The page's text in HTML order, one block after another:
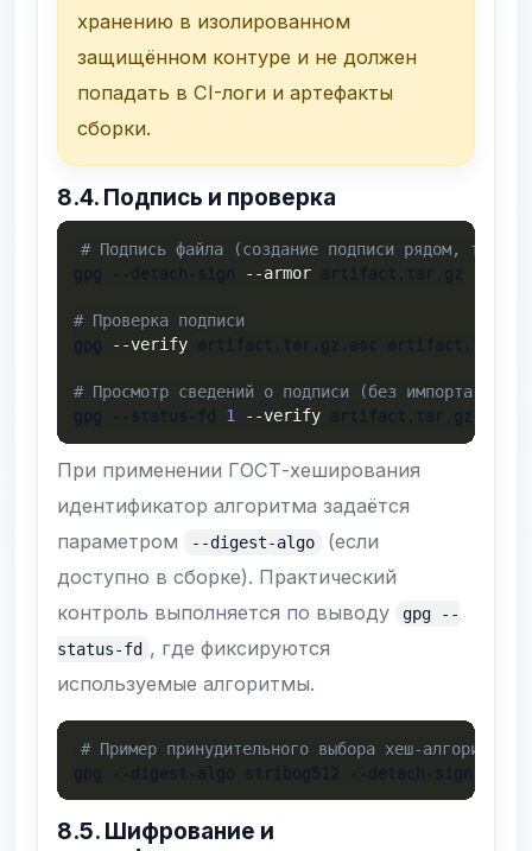
хранению в изолированном
защищённом контуре и не должен
попадать в CI-логи и артефакты
сборки.
8.4. Подпись и проверка
# Подпись файла (создание подписи рядом, тип
--armor
# Проверка подписи
--verify
# Просмотр сведений о подписи (без импорта
1 --verify
При применении ГОСТ-хеширования
идентификатор алгоритма задаётся
параметром
--digest-algo
(если
доступно в сборке). Практический
контроль выполняется по выводу
gpg --
status-fd , где фиксируются
используемые алгоритмы.
# Пример принудительного выбора хеш-алгоритма
8.5. Шифрование и